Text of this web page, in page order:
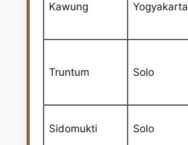
Kawung Yogyakarta
Truntum Solo
Sidomukti Solo